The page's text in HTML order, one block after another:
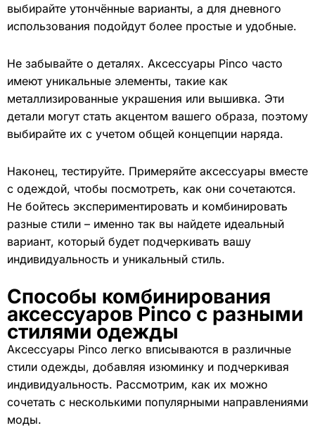
выбирайте утончённые варианты, а для дневного
использования подойдут более простые и удобные.
Не забывайте о деталях. Аксессуары Pinco часто
имеют уникальные элементы, такие как
металлизированные украшения или вышивка. Эти
детали могут стать акцентом вашего образа, поэтому
выбирайте их с учетом общей концепции наряда.
Наконец, тестируйте. Примеряйте аксессуары вместе
с одеждой, чтобы посмотреть, как они сочетаются.
Не бойтесь экспериментировать и комбинировать
разные стили – именно так вы найдете идеальный
вариант, который будет подчеркивать вашу
индивидуальность и уникальный стиль.
Способы комбинирования
аксессуаров Pinco с разными
стилями одежды
Аксессуары Pinco легко вписываются в различные
стили одежды, добавляя изюминку и подчеркивая
индивидуальность. Рассмотрим, как их можно
сочетать с несколькими популярными направлениями
моды.